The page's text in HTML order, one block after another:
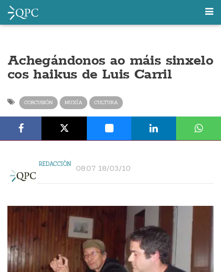
Achegándonos ao máis sinxelo
cos haikus de Luis Carril
CORCUBIÓN MUXÍA CULTURA
REDACCIÓN 08:07 18/03/10